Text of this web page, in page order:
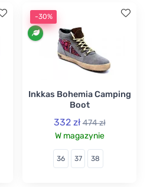
-30%
Inkkas Bohemia Camping
Boot
332 zł 474 zł
W magazynie
36 37 38